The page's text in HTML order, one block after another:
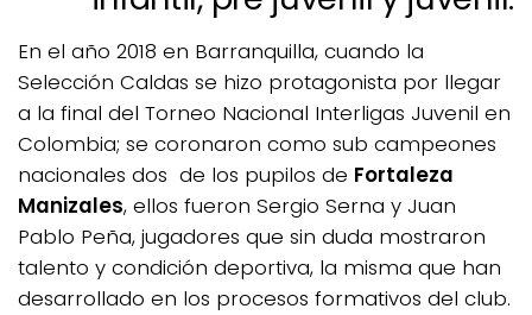
En el año 2018 en Barranquilla, cuando la
Selección Caldas se hizo protagonista por llegar
a la final del Torneo Nacional Interligas Juvenil en
Colombia; se coronaron como sub campeones
nacionales dos de los pupilos de Fortaleza
Manizales, ellos fueron Sergio Serna y Juan
Pablo Peña, jugadores que sin duda mostraron
talento y condición deportiva, la misma que han
desarrollado en los procesos formativos del club.